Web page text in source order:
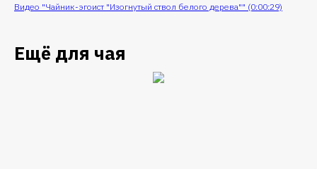
Видео "Чайник-эгоист "Изогнутый ствол белого дерева"" (0:00:29)
Ещё для чая